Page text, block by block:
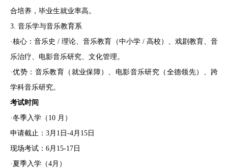
合培养，毕业生就业率高。
3. 音乐学与音乐教育系
·核心：音乐史 / 理论、音乐教育（中小学 / 高校）、戏剧教育、音
乐治疗、电影音乐研究、文化管理。
·优势：音乐教育（就业保障）、电影音乐研究（全德领先）、跨
学科音乐研究。
考试时间
·冬季入学（10 月）
申请截止：3月1日-4月15日
现场考试：6月15-17日
·夏季入学（4月）